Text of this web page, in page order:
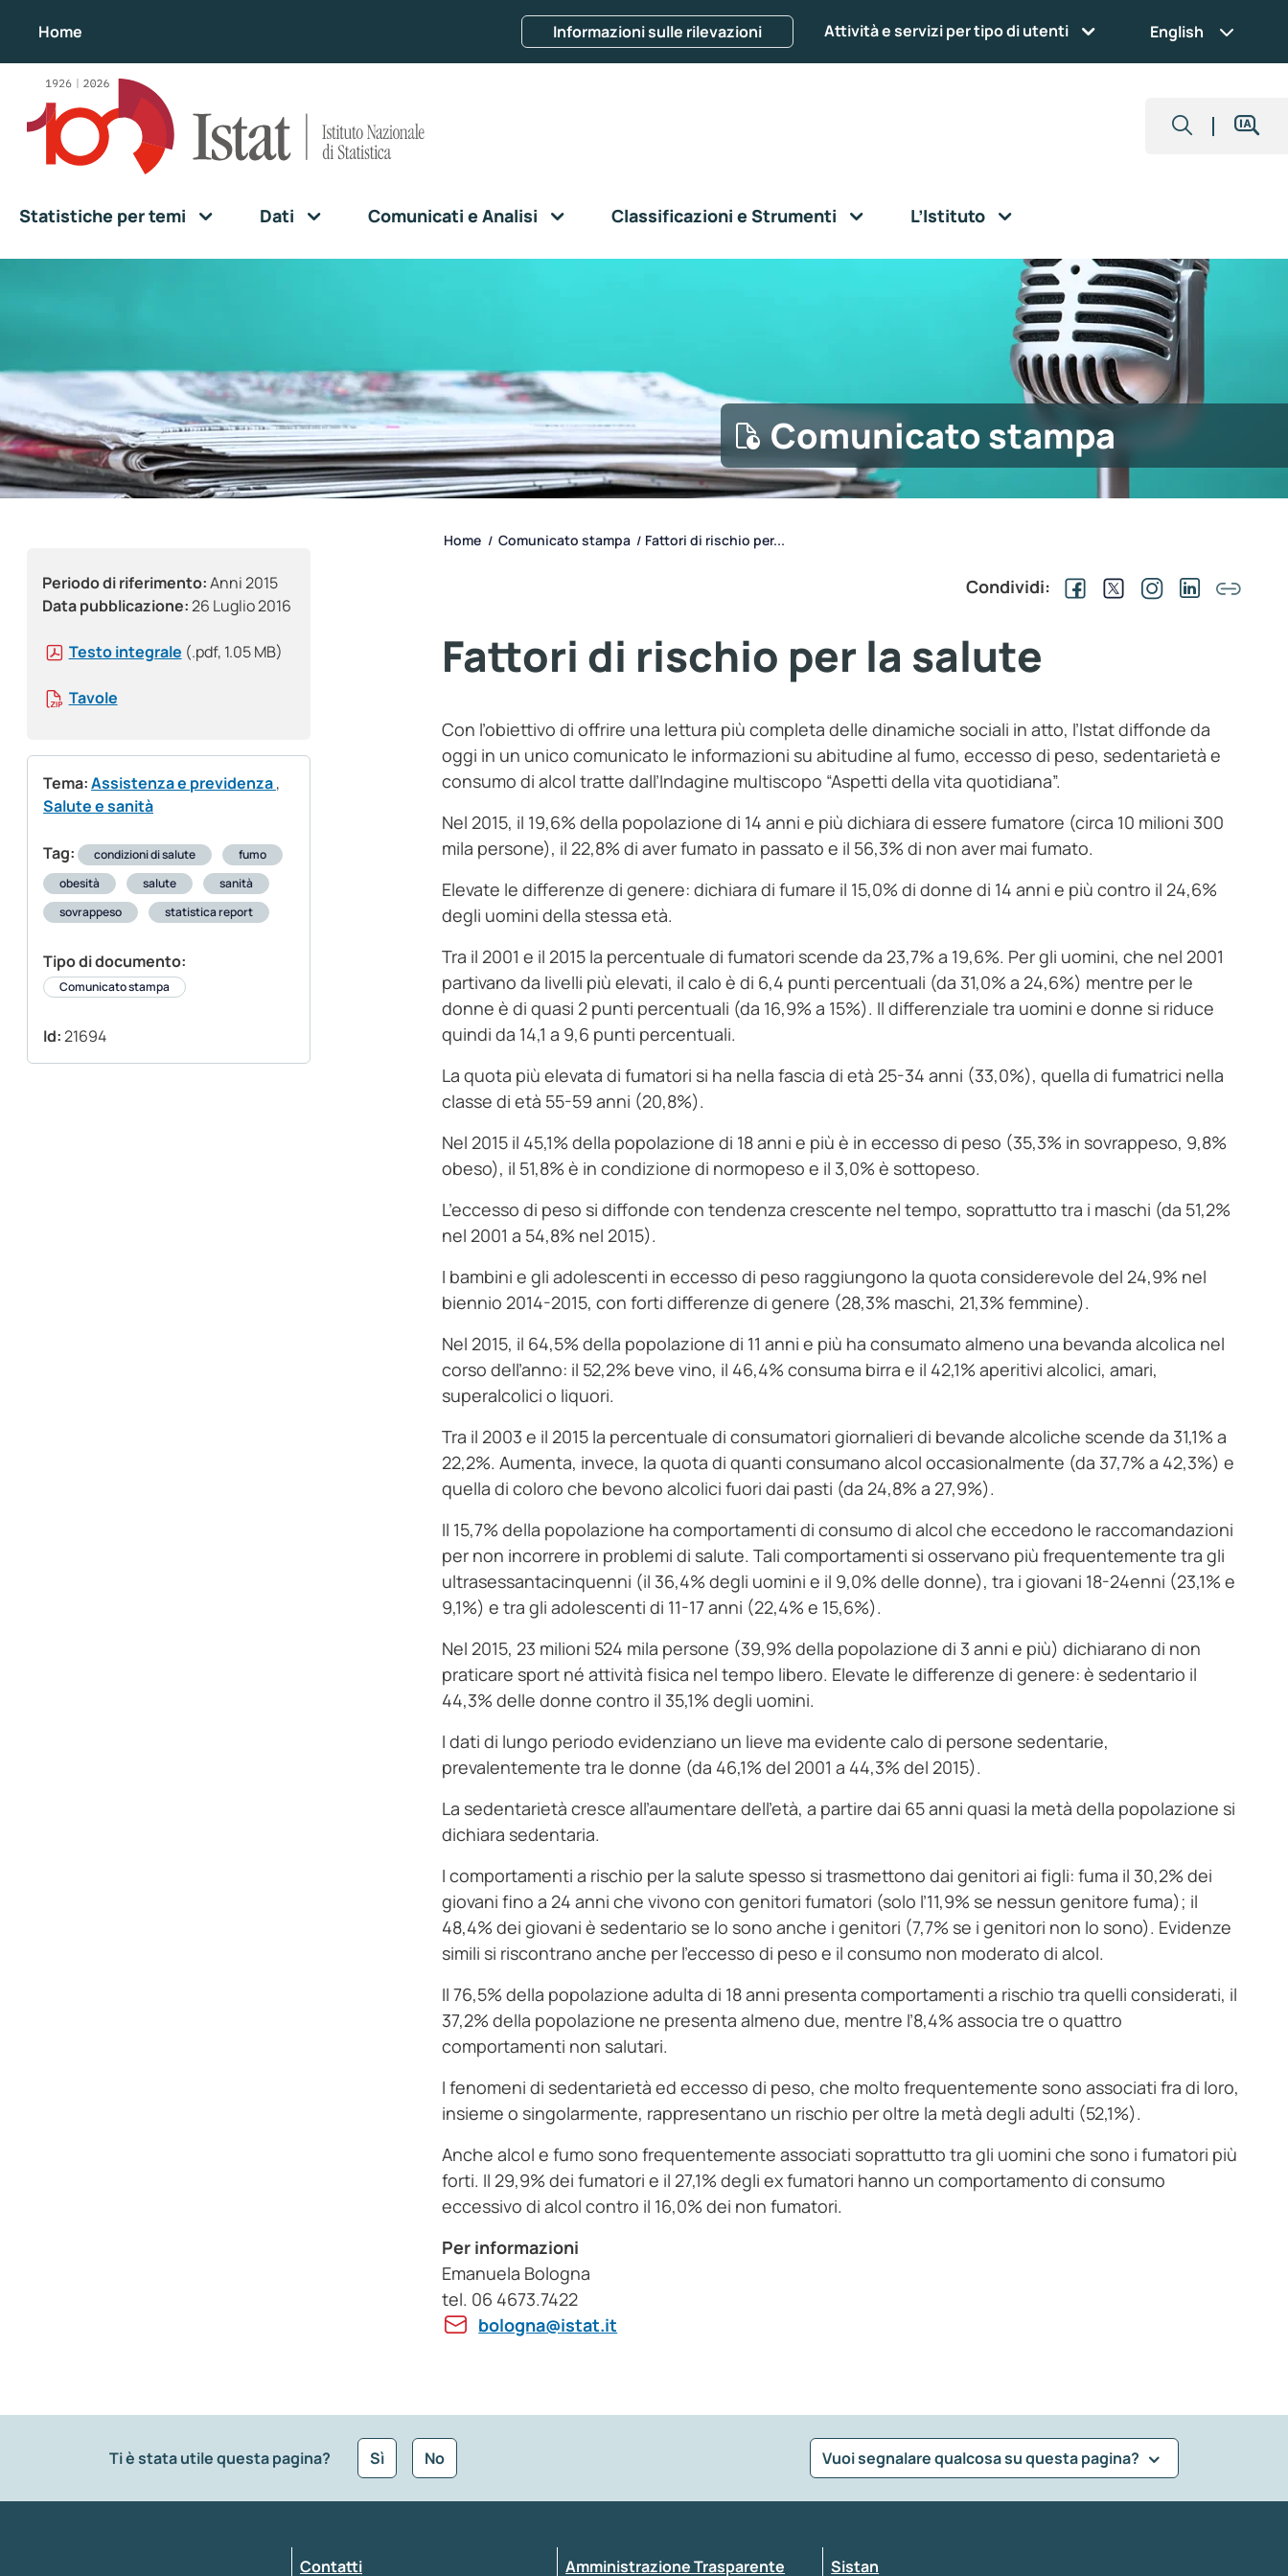
Home Informazioni sulle rilevazioni Attività e servizi per tipo di utenti English
Statistiche per temi Dati Comunicati e Analisi Classificazioni e Strumenti L’Istituto
Comunicato stampa
Periodo di riferimento:Anni 2015
Data pubblicazione:26 Luglio 2016
Testo integrale (.pdf, 1.05 MB)
Tavole
Tema:Assistenza e previdenza,
Salute e sanità
Tag: condizioni di salute
fumo
obesità
salute
sanità
sovrappeso
statistica report
Tipo di documento:
Comunicato stampa
Id:21694
Home / Comunicato stampa / Fattori di rischio per...
Condividi:
Fattori di rischio per la salute
Con l’obiettivo di offrire una lettura più completa delle dinamiche sociali in atto, l’Istat diffonde da
oggi in un unico comunicato le informazioni su abitudine al fumo, eccesso di peso, sedentarietà e
consumo di alcol tratte dall’Indagine multiscopo “Aspetti della vita quotidiana”.
Nel 2015, il 19,6% della popolazione di 14 anni e più dichiara di essere fumatore (circa 10 milioni 300
mila persone), il 22,8% di aver fumato in passato e il 56,3% di non aver mai fumato.
Elevate le differenze di genere: dichiara di fumare il 15,0% di donne di 14 anni e più contro il 24,6%
degli uomini della stessa età.
Tra il 2001 e il 2015 la percentuale di fumatori scende da 23,7% a 19,6%. Per gli uomini, che nel 2001
partivano da livelli più elevati, il calo è di 6,4 punti percentuali (da 31,0% a 24,6%) mentre per le
donne è di quasi 2 punti percentuali (da 16,9% a 15%). Il differenziale tra uomini e donne si riduce
quindi da 14,1 a 9,6 punti percentuali.
La quota più elevata di fumatori si ha nella fascia di età 25-34 anni (33,0%), quella di fumatrici nella
classe di età 55-59 anni (20,8%).
Nel 2015 il 45,1% della popolazione di 18 anni e più è in eccesso di peso (35,3% in sovrappeso, 9,8%
obeso), il 51,8% è in condizione di normopeso e il 3,0% è sottopeso.
L’eccesso di peso si diffonde con tendenza crescente nel tempo, soprattutto tra i maschi (da 51,2%
nel 2001 a 54,8% nel 2015).
I bambini e gli adolescenti in eccesso di peso raggiungono la quota considerevole del 24,9% nel
biennio 2014-2015, con forti differenze di genere (28,3% maschi, 21,3% femmine).
Nel 2015, il 64,5% della popolazione di 11 anni e più ha consumato almeno una bevanda alcolica nel
corso dell’anno: il 52,2% beve vino, il 46,4% consuma birra e il 42,1% aperitivi alcolici, amari,
superalcolici o liquori.
Tra il 2003 e il 2015 la percentuale di consumatori giornalieri di bevande alcoliche scende da 31,1% a
22,2%. Aumenta, invece, la quota di quanti consumano alcol occasionalmente (da 37,7% a 42,3%) e
quella di coloro che bevono alcolici fuori dai pasti (da 24,8% a 27,9%).
Il 15,7% della popolazione ha comportamenti di consumo di alcol che eccedono le raccomandazioni
per non incorrere in problemi di salute. Tali comportamenti si osservano più frequentemente tra gli
ultrasessantacinquenni (il 36,4% degli uomini e il 9,0% delle donne), tra i giovani 18-24enni (23,1% e
9,1%) e tra gli adolescenti di 11-17 anni (22,4% e 15,6%).
Nel 2015, 23 milioni 524 mila persone (39,9% della popolazione di 3 anni e più) dichiarano di non
praticare sport né attività fisica nel tempo libero. Elevate le differenze di genere: è sedentario il
44,3% delle donne contro il 35,1% degli uomini.
I dati di lungo periodo evidenziano un lieve ma evidente calo di persone sedentarie,
prevalentemente tra le donne (da 46,1% del 2001 a 44,3% del 2015).
La sedentarietà cresce all’aumentare dell’età, a partire dai 65 anni quasi la metà della popolazione si
dichiara sedentaria.
I comportamenti a rischio per la salute spesso si trasmettono dai genitori ai figli: fuma il 30,2% dei
giovani fino a 24 anni che vivono con genitori fumatori (solo l’11,9% se nessun genitore fuma); il
48,4% dei giovani è sedentario se lo sono anche i genitori (7,7% se i genitori non lo sono). Evidenze
simili si riscontrano anche per l’eccesso di peso e il consumo non moderato di alcol.
Il 76,5% della popolazione adulta di 18 anni presenta comportamenti a rischio tra quelli considerati, il
37,2% della popolazione ne presenta almeno due, mentre l’8,4% associa tre o quattro
comportamenti non salutari.
I fenomeni di sedentarietà ed eccesso di peso, che molto frequentemente sono associati fra di loro,
insieme o singolarmente, rappresentano un rischio per oltre la metà degli adulti (52,1%).
Anche alcol e fumo sono frequentemente associati soprattutto tra gli uomini che sono i fumatori più
forti. Il 29,9% dei fumatori e il 27,1% degli ex fumatori hanno un comportamento di consumo
eccessivo di alcol contro il 16,0% dei non fumatori.
Per informazioni
Emanuela Bologna
tel. 06 4673.7422
bologna@istat.it
Ti è stata utile questa pagina? Sì No Vuoi segnalare qualcosa su questa pagina?
Seleziona la tipologia della segnalazione
Contatti
Amministrazione Trasparente Sistan